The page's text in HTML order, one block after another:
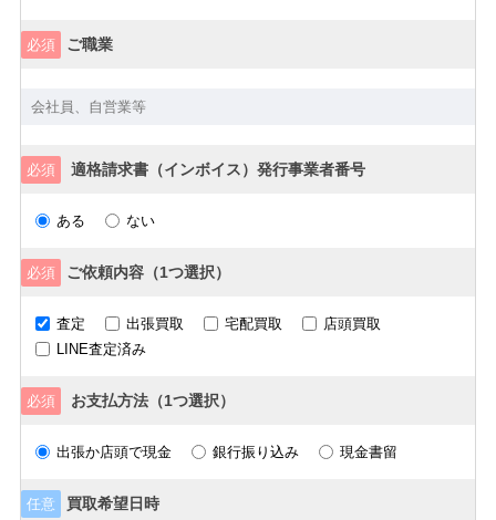
必須 ご職業
必須 適格請求書（インボイス）発行事業者番号
ある ない
必須 ご依頼内容（1つ選択）
査定 出張買取 宅配買取
店頭買取
LINE査定済み
必須 お支払方法（1つ選択）
出張か店頭で現金 銀行振り込み 現金書留
任意 買取希望日時